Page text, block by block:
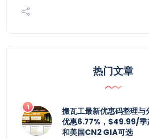
热门文章
搬瓦工最新优惠码整理与
优惠6.77%，$49.99/季
和美国CN2 GIA可选